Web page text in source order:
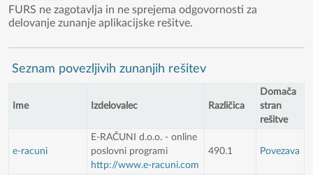
FURS ne zagotavlja in ne sprejema odgovornosti za
delovanje zunanje aplikacijske rešitve.
Seznam povezljivih zunanjih rešitev
Ime Izdelovalec Različica
Domača
stran
rešitve
e-racuni
E-RAČUNI d.o.o. - online
poslovni programi
http://www.e-racuni.com
490.1 Povezava